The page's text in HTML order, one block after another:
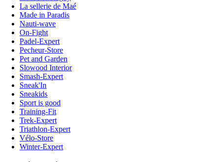
La sellerie de Maé
Made in Paradis
Nauti-wave
On-Fight
Padel-Expert
Pecheur-Store
Pet and Garden
Slowood Interior
Smash-Expert
Sneak'In
Sneakids
Sport is good
Training-Fit
Trek-Expert
Triathlon-Expert
Vélo-Store
Winter-Expert